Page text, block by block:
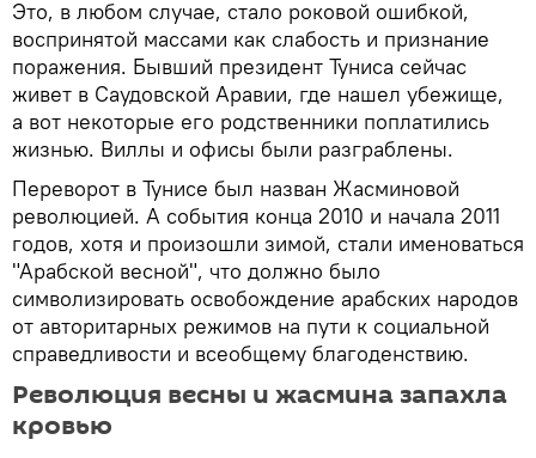
Это, в любом случае, стало роковой ошибкой,
воспринятой массами как слабость и признание
поражения. Бывший президент Туниса сейчас
живет в Саудовской Аравии, где нашел убежище,
а вот некоторые его родственники поплатились
жизнью. Виллы и офисы были разграблены.
Переворот в Тунисе был назван Жасминовой
революцией. А события конца 2010 и начала 2011
годов, хотя и произошли зимой, стали именоваться
"Арабской весной", что должно было
символизировать освобождение арабских народов
от авторитарных режимов на пути к социальной
справедливости и всеобщему благоденствию.
Революция весны и жасмина запахла
кровью